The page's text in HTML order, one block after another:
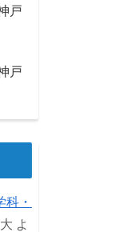
戸
戸
・
よ